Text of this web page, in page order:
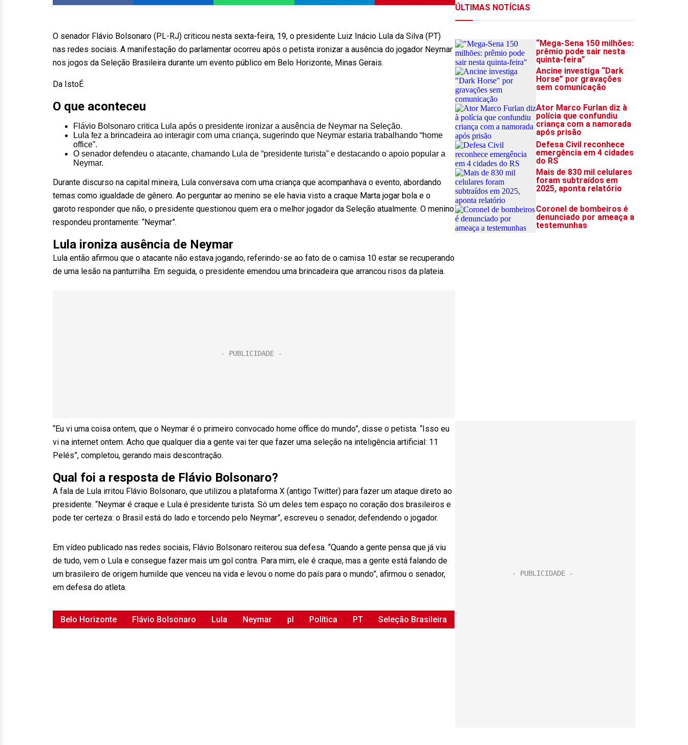
O senador Flávio Bolsonaro (PL-RJ) criticou nesta sexta-feira, 19, o presidente Luiz Inácio Lula da Silva (PT)
nas redes sociais. A manifestação do parlamentar ocorreu após o petista ironizar a ausência do jogador Neymar
nos jogos da Seleção Brasileira durante um evento público em Belo Horizonte, Minas Gerais.
Da IstoÉ
O que aconteceu
Flávio Bolsonaro critica Lula após o presidente ironizar a ausência de Neymar na Seleção.
Lula fez a brincadeira ao interagir com uma criança, sugerindo que Neymar estaria trabalhando “home
office”.
O senador defendeu o atacante, chamando Lula de “presidente turista” e destacando o apoio popular a
Neymar.
Durante discurso na capital mineira, Lula conversava com uma criança que acompanhava o evento, abordando
temas como igualdade de gênero. Ao perguntar ao menino se ele havia visto a craque Marta jogar bola e o
garoto responder que não, o presidente questionou quem era o melhor jogador da Seleção atualmente. O menino
respondeu prontamente: “Neymar”.
Lula ironiza ausência de Neymar
Lula então afirmou que o atacante não estava jogando, referindo-se ao fato de o camisa 10 estar se recuperando
de uma lesão na panturrilha. Em seguida, o presidente emendou uma brincadeira que arrancou risos da plateia.
“Eu vi uma coisa ontem, que o Neymar é o primeiro convocado home office do mundo”, disse o petista. “Isso eu
vi na internet ontem. Acho que qualquer dia a gente vai ter que fazer uma seleção na inteligência artificial: 11
Pelés”, completou, gerando mais descontração.
Qual foi a resposta de Flávio Bolsonaro?
A fala de Lula irritou Flávio Bolsonaro, que utilizou a plataforma X (antigo Twitter) para fazer um ataque direto ao
presidente. “Neymar é craque e Lula é presidente turista. Só um deles tem espaço no coração dos brasileiros e
pode ter certeza: o Brasil está do lado e torcendo pelo Neymar”, escreveu o senador, defendendo o jogador.
Em vídeo publicado nas redes sociais, Flávio Bolsonaro reiterou sua defesa. “Quando a gente pensa que já viu
de tudo, vem o Lula e consegue fazer mais um gol contra. Para mim, ele é craque, mas a gente está falando de
um brasileiro de origem humilde que venceu na vida e levou o nome do país para o mundo”, afirmou o senador,
em defesa do atleta.
Belo Horizonte Flávio Bolsonaro Lula Neymar pl Política PT Seleção Brasileira